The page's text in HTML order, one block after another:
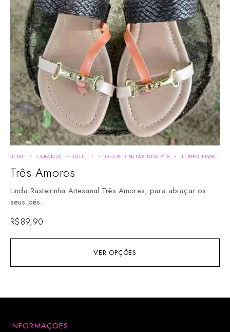
VER OPÇÕES
BEGE LARANJA OUTLET QUERIDINHAS DOS PÉS TEMPO LIVRE
Três Amores
Linda Rasteirinha Artesanal Três Amores, para abraçar os
seus pés.
R$89,90
INFORMAÇÕES